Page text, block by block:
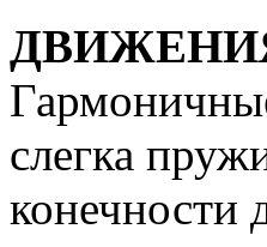
слегка
конечности